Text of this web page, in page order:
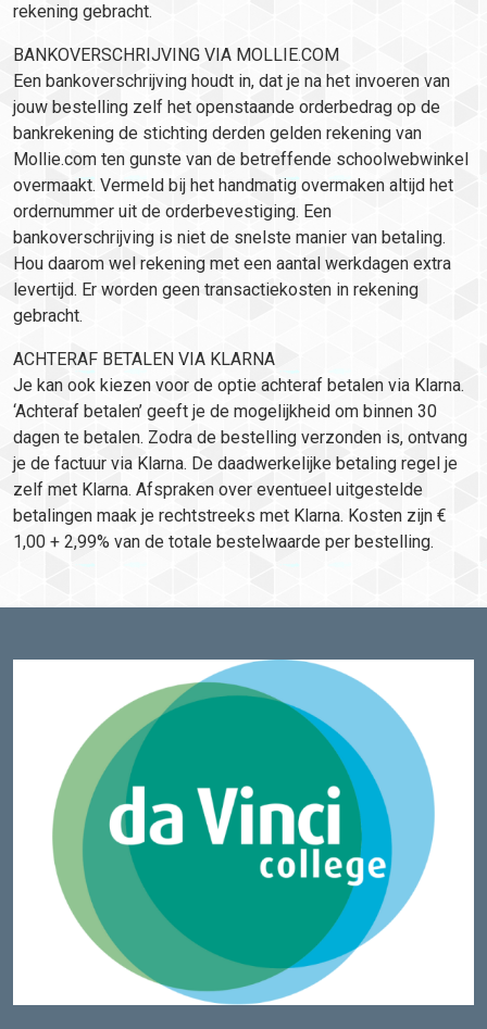
rekening gebracht.
BANKOVERSCHRIJVING VIA MOLLIE.COM
Een bankoverschrijving houdt in, dat je na het invoeren van
jouw bestelling zelf het openstaande orderbedrag op de
bankrekening de stichting derden gelden rekening van
Mollie.com ten gunste van de betreffende schoolwebwinkel
overmaakt. Vermeld bij het handmatig overmaken altijd het
ordernummer uit de orderbevestiging. Een
bankoverschrijving is niet de snelste manier van betaling.
Hou daarom wel rekening met een aantal werkdagen extra
levertijd. Er worden geen transactiekosten in rekening
gebracht.
ACHTERAF BETALEN VIA KLARNA
Je kan ook kiezen voor de optie achteraf betalen via Klarna.
‘Achteraf betalen’ geeft je de mogelijkheid om binnen 30
dagen te betalen. Zodra de bestelling verzonden is, ontvang
je de factuur via Klarna. De daadwerkelijke betaling regel je
zelf met Klarna. Afspraken over eventueel uitgestelde
betalingen maak je rechtstreeks met Klarna. Kosten zijn €
1,00 + 2,99% van de totale bestelwaarde per bestelling.